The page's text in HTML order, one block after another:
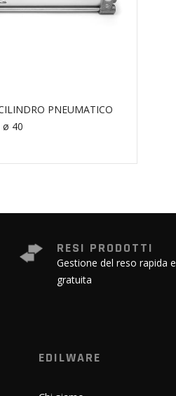
PNEUMATICO
ø 40
RESI PRODOTTI
Gestione del reso rapida e
gratuita
EDILWARE